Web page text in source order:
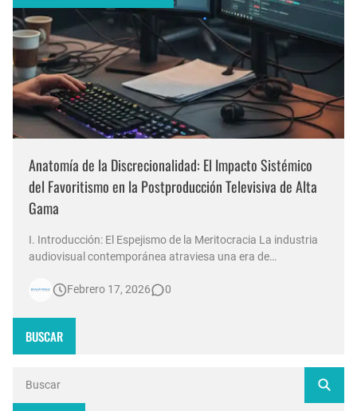
Anatomía de la Discrecionalidad: El Impacto Sistémico
del Favoritismo en la Postproducción Televisiva de Alta
Gama
I. Introducción: El Espejismo de la Meritocracia La industria
audiovisual contemporánea atraviesa una era de
noticias en Argentina invierten millones de dólares en
Febrero 17, 2026 0
BUSCAR